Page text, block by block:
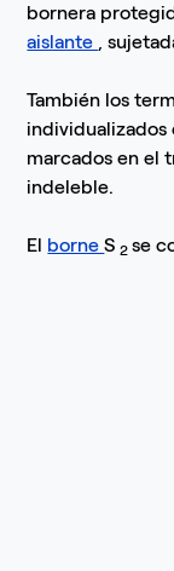
bornera
aislante ,
También los
individualizados
marcados en el
indeleble.
El borneS2se